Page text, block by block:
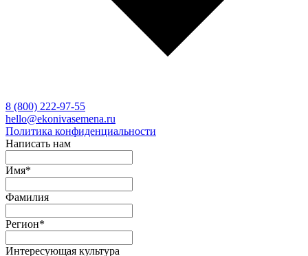
8 (800) 222-97-55
hello@ekonivasemena.ru
Политика конфиденциальности
Написать нам
Имя*
Фамилия
Регион*
Интересующая культура